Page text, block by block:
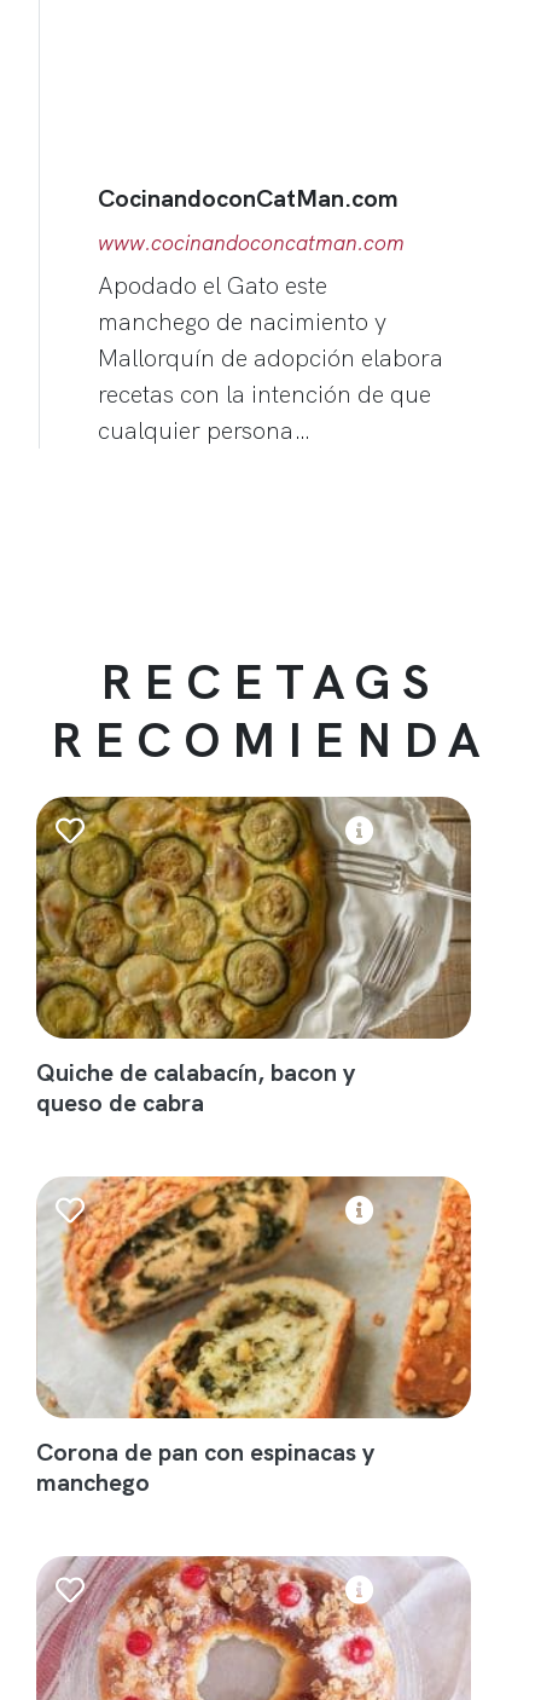
CocinandoconCatMan.com
www.cocinandoconcatman.com
Apodado el Gato este
manchego de nacimiento y
Mallorquín de adopción elabora
recetas con la intención de que
cualquier persona…
RECETAGS
RECOMIENDA
Quiche de calabacín, bacon y
queso de cabra
Corona de pan con espinacas y
manchego